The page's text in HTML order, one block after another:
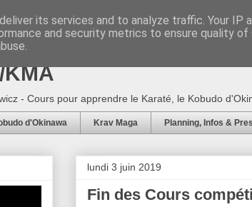
- Ecole Arts Martiaux
- Cours pour apprendre le Karaté, le Kobudo
d'Okinawa Krav Maga Planning, Infos &
lundi 3 juin 2019
Fin des Cours
its services and to analyze traffic. Your IP
and security metrics to ensure quality of